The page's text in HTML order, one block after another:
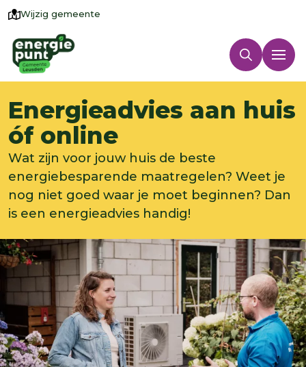
Wijzig gemeente
Energieadvies aan huis
óf online
Wat zijn voor jouw huis de beste
energiebesparende maatregelen? Weet je
nog niet goed waar je moet beginnen? Dan
is een energieadvies handig!